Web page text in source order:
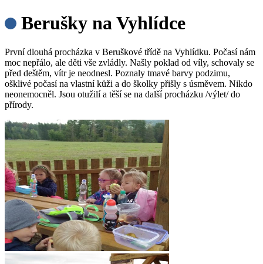
Berušky na Vyhlídce
První dlouhá procházka v Beruškové třídě na Vyhlídku. Počasí nám
moc nepřálo, ale děti vše zvládly. Našly poklad od víly, schovaly se
před deštěm, vítr je neodnesl. Poznaly tmavé barvy podzimu,
ošklivé počasí na vlastní kůži a do školky přišly s úsměvem. Nikdo
neonemocněl. Jsou otužilí a těší se na další procházku /výlet/ do
přírody.